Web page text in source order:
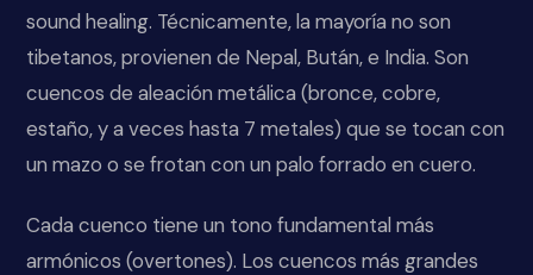
sound healing. Técnicamente, la mayoría no son
tibetanos, provienen de Nepal, Bután, e India. Son
cuencos de aleación metálica (bronce, cobre,
estaño, y a veces hasta 7 metales) que se tocan con
un mazo o se frotan con un palo forrado en cuero.
Cada cuenco tiene un tono fundamental más
armónicos (overtones). Los cuencos más grandes